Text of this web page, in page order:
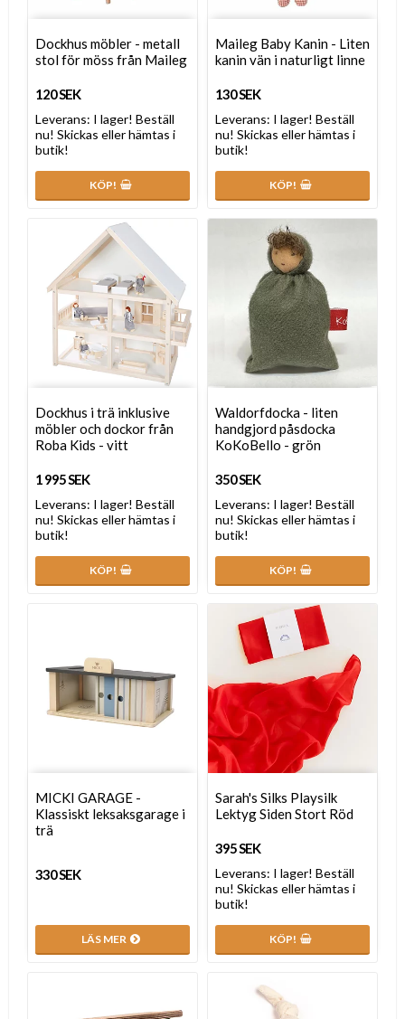
Dockhus möbler - metall
stol för möss från Maileg
120 SEK
Leverans: I lager! Beställ
nu! Skickas eller hämtas i
butik!
KÖP!
Maileg Baby Kanin - Liten
kanin vän i naturligt linne
130 SEK
Leverans: I lager! Beställ
nu! Skickas eller hämtas i
butik!
KÖP!
Dockhus i trä inklusive
möbler och dockor från
Roba Kids - vitt
1 995 SEK
Leverans: I lager! Beställ
nu! Skickas eller hämtas i
butik!
KÖP!
Waldorfdocka - liten
handgjord påsdocka
KoKoBello - grön
350 SEK
Leverans: I lager! Beställ
nu! Skickas eller hämtas i
butik!
KÖP!
MICKI GARAGE -
Klassiskt leksaksgarage i
trä
330 SEK
LÄS MER
Sarah's Silks Playsilk
Lektyg Siden Stort Röd
395 SEK
Leverans: I lager! Beställ
nu! Skickas eller hämtas i
butik!
KÖP!